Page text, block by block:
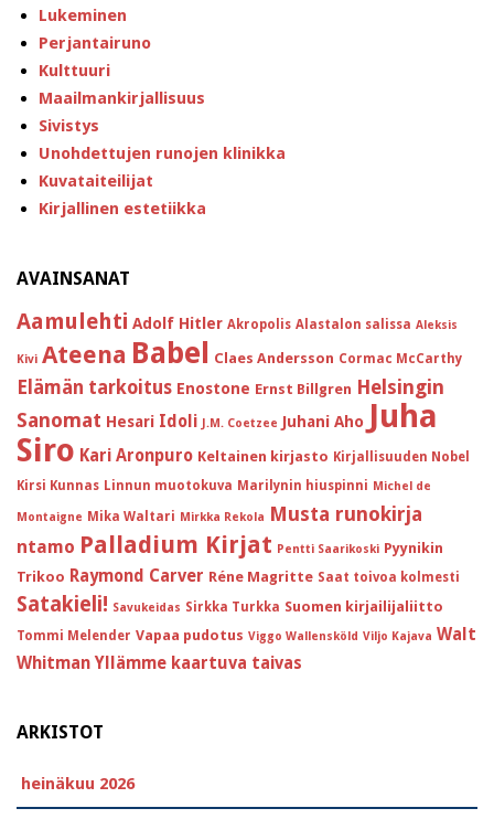
Lukeminen
Perjantairuno
Kulttuuri
Maailmankirjallisuus
Sivistys
Unohdettujen runojen klinikka
Kuvataiteilijat
Kirjallinen estetiikka
AVAINSANAT
Aamulehti Adolf Hitler Akropolis Alastalon salissa Aleksis
Kivi Ateena Babel Claes Andersson Cormac McCarthy
Elämän tarkoitus Enostone Ernst Billgren Helsingin
Sanomat Hesari Idoli J.M. Coetzee Juhani Aho Juha
Siro Kari Aronpuro Keltainen kirjasto Kirjallisuuden Nobel
Kirsi Kunnas Linnun muotokuva Marilynin hiuspinni Michel de
Montaigne Mika Waltari Mirkka Rekola Musta runokirja
ntamo Palladium Kirjat Pentti Saarikoski Pyynikin
Trikoo Raymond Carver Réne Magritte Saat toivoa kolmesti
Satakieli! Savukeidas Sirkka Turkka Suomen kirjailijaliitto
Tommi Melender Vapaa pudotus Viggo Wallensköld Viljo Kajava Walt
Whitman Yllämme kaartuva taivas
ARKISTOT
heinäkuu 2026